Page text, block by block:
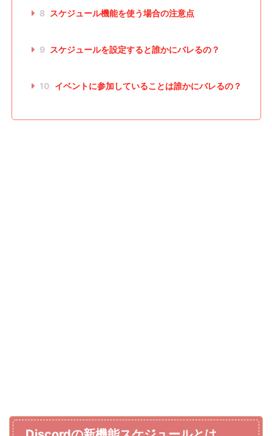
8 スケジュール機能を使う場合の注意点
9 スケジュールを設定すると誰かにバレるの？
10 イベントに参加していることは誰かにバレるの？